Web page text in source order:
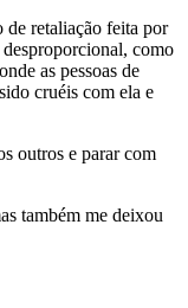
retaliação feita por
como
as pessoas de
cruéis com ela e
outros e parar com
também me deixou